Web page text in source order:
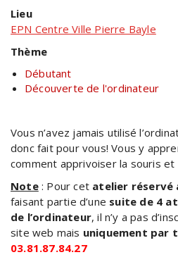
Lieu
EPN Centre Ville Pierre Bayle
Thème
Débutant
Découverte de l'ordinateur
Vous n’avez jamais utilisé
donc fait pour vous! Vous y
comment apprivoiser la souris et
Note: Pour cet atelier réservé
faisant partie d’une suite de 4
de l’ordinateur, il n’y a pas
site web mais uniquement par
03.81.87.84.27